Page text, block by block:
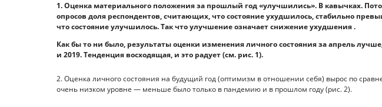
1. Оценка материального положения за прошлый год «улучшились». В кавычках.
опросов доля респондентов, считающих, что состояние ухудшилось, стабильно
что состояние улучшилось. Так что улучшение означает снижение ухудшения .
Как бы то ни было, результаты оценки изменения личного состояния за апрель
и 2019. Тенденция восходящая, и это радует (см. рис. 1).
2. Оценка личного состояния на будущий год (оптимизм в отношении себя) вырос по
очень низком уровне — меньше было только в пандемию и в прошлом году (рис. 2).